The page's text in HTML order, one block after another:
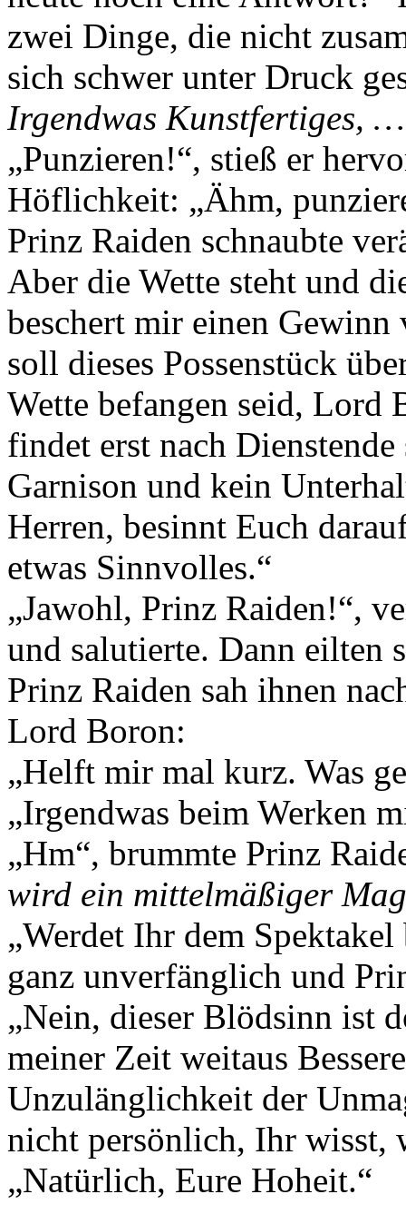
zwei Dinge, die nicht
sich schwer unter Druck
Irgendwas Kunstfertiges, …
„Punzieren!“, stieß er
Höflichkeit: „Ähm,
Prinz Raiden schnaubte
Aber die Wette steht und
beschert mir einen
soll dieses Possenstück
Wette befangen seid, Lord
findet erst nach
Garnison und kein
Herren, besinnt Euch
etwas Sinnvolles.“
„Jawohl, Prinz Raiden!“,
und salutierte. Dann eilten
Prinz Raiden sah ihnen
Lord Boron:
„Helft mir mal kurz. Was
„Irgendwas beim Werken
„Hm“, brummte Prinz
wird ein mittelmäßiger
„Werdet Ihr dem
ganz unverfänglich und
„Nein, dieser Blödsinn ist
meiner Zeit weitaus
Unzulänglichkeit der
nicht persönlich, Ihr wisst,
„Natürlich, Eure Hoheit.“